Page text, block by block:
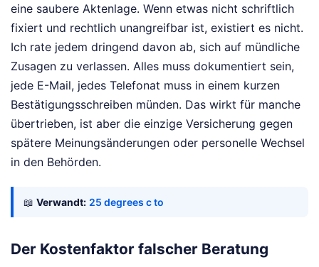
eine saubere Aktenlage. Wenn etwas nicht schriftlich
fixiert und rechtlich unangreifbar ist, existiert es nicht.
Ich rate jedem dringend davon ab, sich auf mündliche
Zusagen zu verlassen. Alles muss dokumentiert sein,
jede E-Mail, jedes Telefonat muss in einem kurzen
Bestätigungsschreiben münden. Das wirkt für manche
übertrieben, ist aber die einzige Versicherung gegen
spätere Meinungsänderungen oder personelle Wechsel
in den Behörden.
📖 Verwandt: 25 degrees c to
Der Kostenfaktor falscher Beratung